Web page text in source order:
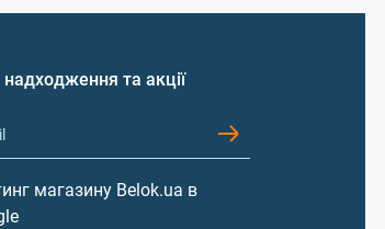
надходження та акції
магазину Belok.ua в